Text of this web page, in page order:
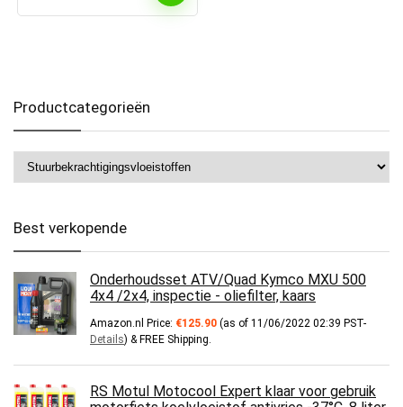
Productcategorieën
Best verkopende
Onderhoudsset ATV/Quad Kymco MXU 500
4x4 /2x4, inspectie - oliefilter, kaars
Amazon.nl Price: €125.90 (as of 11/06/2022 02:39 PST-
Details) & FREE Shipping.
RS Motul Motocool Expert klaar voor gebruik